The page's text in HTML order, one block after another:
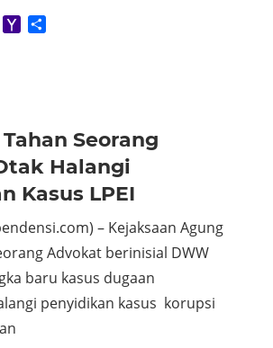
GmailYahoo
Seorang
Halangi
Kasus LPEI
– Kejaksaan Agung
Advokat berinisial DWW
baru kasus dugaan
penyidikan kasus korupsi